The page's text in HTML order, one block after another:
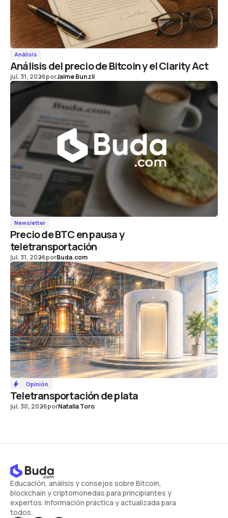
Análisis
Análisis del precio de Bitcoin y el Clarity Act
jul. 31, 2026porJaime Bunzli
Newsletter
Precio de BTC en pausa y
teletransportación
jul. 31, 2026porBuda.com
Opinión
Teletransportación de plata
jul. 30, 2026porNatalia Toro
Educación, análisis y consejos sobre Bitcoin,
blockchain y criptomonedas para principiantes y
expertos. Información práctica y actualizada para
todos.